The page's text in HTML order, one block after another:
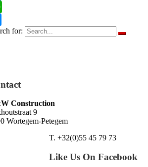
for:
Construction
9
Wortegem-Petegem
T. +32(0)55 45 79 73
Like Us On Facebook